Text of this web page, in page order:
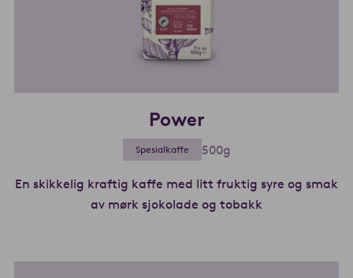
Power
Spesialkaffe 500g
En skikkelig kraftig kaffe med litt fruktig syre og smak
av mørk sjokolade og tobakk